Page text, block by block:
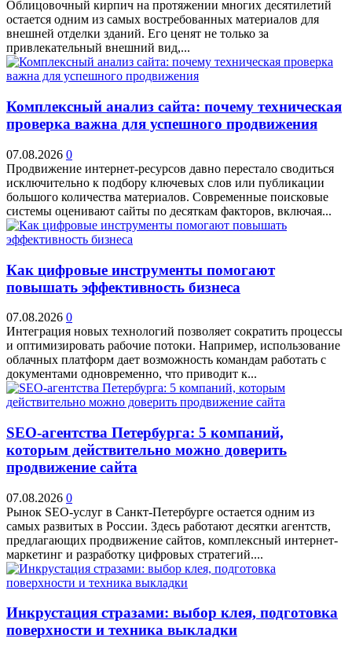
Облицовочный кирпич на протяжении многих десятилетий
остается одним из самых востребованных материалов для
внешней отделки зданий. Его ценят не только за
привлекательный внешний вид,...
Комплексный анализ сайта: почему техническая
проверка важна для успешного продвижения
07.08.2026 0
Продвижение интернет-ресурсов давно перестало сводиться
исключительно к подбору ключевых слов или публикации
большого количества материалов. Современные поисковые
системы оценивают сайты по десяткам факторов, включая...
Как цифровые инструменты помогают
повышать эффективность бизнеса
07.08.2026 0
Интеграция новых технологий позволяет сократить процессы
и оптимизировать рабочие потоки. Например, использование
облачных платформ дает возможность командам работать с
документами одновременно, что приводит к...
SEO-агентства Петербурга: 5 компаний,
которым действительно можно доверить
продвижение сайта
07.08.2026 0
Рынок SEO-услуг в Санкт-Петербурге остается одним из
самых развитых в России. Здесь работают десятки агентств,
предлагающих продвижение сайтов, комплексный интернет-
маркетинг и разработку цифровых стратегий....
Инкрустация стразами: выбор клея, подготовка
поверхности и техника выкладки